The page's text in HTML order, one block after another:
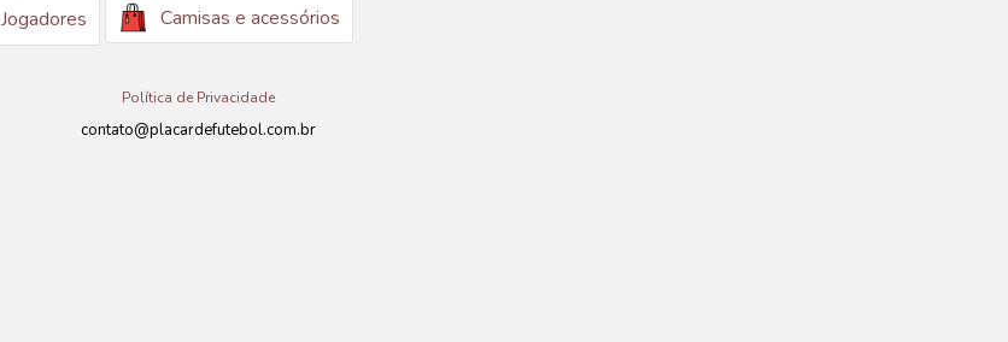
Jogadores Camisas e acessórios
Política de Privacidade
contato@placardefutebol.com.br